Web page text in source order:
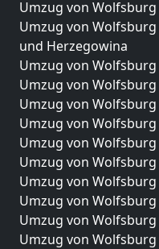
Umzug von
Umzug von
und Herzegowina
Umzug von
Umzug von
Umzug von
Umzug von
Umzug von
Umzug von
Umzug von
Umzug von
Umzug von
Umzug von